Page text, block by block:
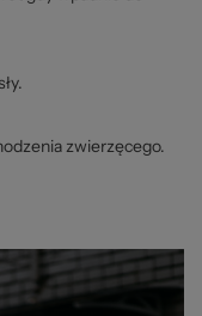
zwierzęcego.